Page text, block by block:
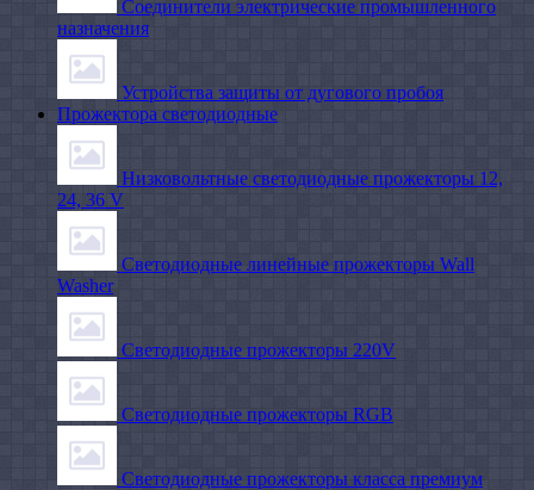
Соединители электрические промышленного
назначения
Устройства защиты от дугового пробоя
Прожектора светодиодные
Низковольтные светодиодные прожекторы 12,
24, 36 V
Светодиодные линейные прожекторы Wall
Washer
Светодиодные прожекторы 220V
Светодиодные прожекторы RGB
Светодиодные прожекторы класса премиум